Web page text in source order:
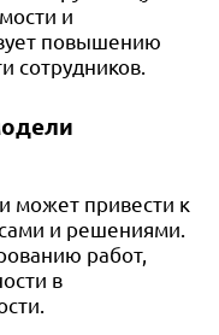
и
повышению
сотрудников.
может привести к
и решениями.
работ,
в